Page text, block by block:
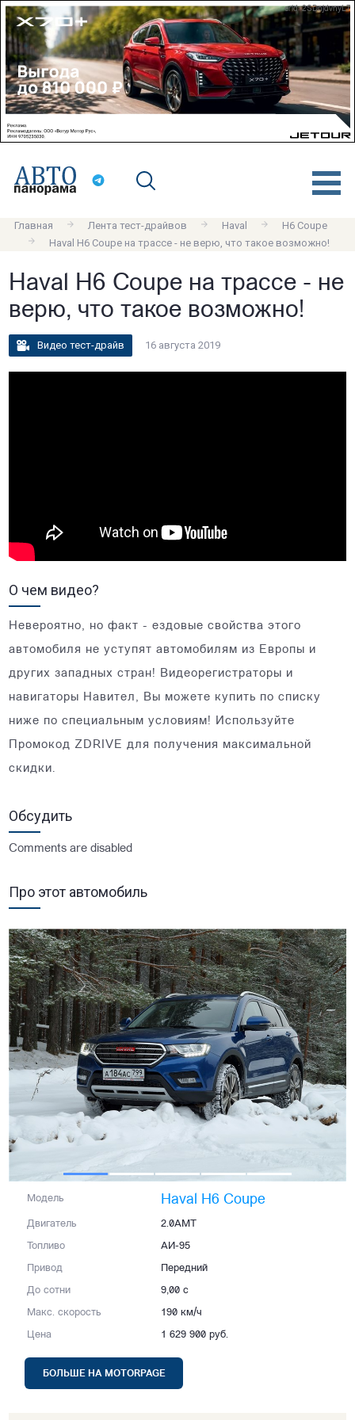
erid: 2SDnjdvnyL7
Главная Лента тест-драйвов Haval
H6 Coupe
Haval H6 Coupe на трассе - не верю, что такое возможно!
Haval H6 Coupe на трассе - не
верю, что такое возможно!
Видео тест-драйв 16 августа 2019
О чем видео?
Невероятно, но факт - ездовые свойства этого
автомобиля не уступят автомобилям из Европы и
других западных стран! Видеорегистраторы и
навигаторы Навител, Вы можете купить по списку
ниже по специальным условиям! Используйте
Промокод ZDRIVE для получения максимальной
скидки.
Обсудить
Comments are disabled
Про этот автомобиль
Модель Haval H6 Coupe
Двигатель 2.0AMT
Топливо АИ-95
Привод Передний
До сотни 9,00 с
Макс. скорость 190 км/ч
Цена 1 629 900 руб.
БОЛЬШЕ НА MOTORPAGE